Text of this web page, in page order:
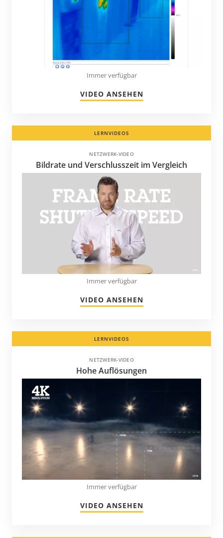
Immer verfügbar
VIDEO ANSEHEN
LERNVIDEOS
NETZWERK-VIDEO
Bildrate und Verschlusszeit im Vergleich
Immer verfügbar
VIDEO ANSEHEN
LERNVIDEOS
NETZWERK-VIDEO
Hohe Auflösungen
Immer verfügbar
VIDEO ANSEHEN